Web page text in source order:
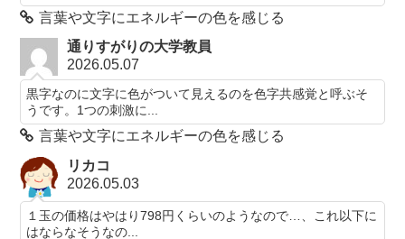
言葉や文字にエネルギーの色を感じる
通りすがりの大学教員
2026.05.07
黒字なのに文字に色がついて見えるのを色字共感覚と呼ぶそ
うです。1つの刺激に...
言葉や文字にエネルギーの色を感じる
リカコ
2026.05.03
１玉の価格はやはり798円くらいのようなので…、これ以下に
はならなそうなの...